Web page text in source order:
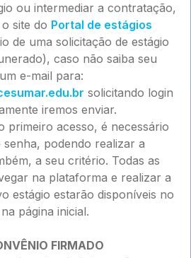
ou intermediar a contratação,
site do Portal de estágios
de uma solicitação de estágio
caso não saiba seu
e-mail para:
solicitando login
iremos enviar.
primeiro acesso, é necessário
podendo realizar a
a seu critério. Todas as
na plataforma e realizar a
estágio estarão disponíveis no
página inicial.
FIRMADO